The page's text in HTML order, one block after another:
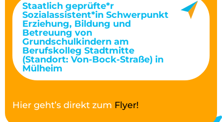
Staatlich geprüfte*r
Sozialassistent*in Schwerpunkt
Erziehung, Bildung und
Betreuung von
Grundschulkindern am
Berufskolleg Stadtmitte
(Standort: Von-Bock-Straße) in
Mülheim
Hier geht’s direkt zum Flyer!